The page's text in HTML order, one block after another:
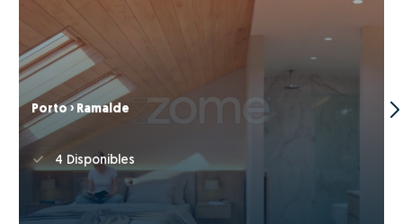
Porto › Ramalde
4 Disponibles